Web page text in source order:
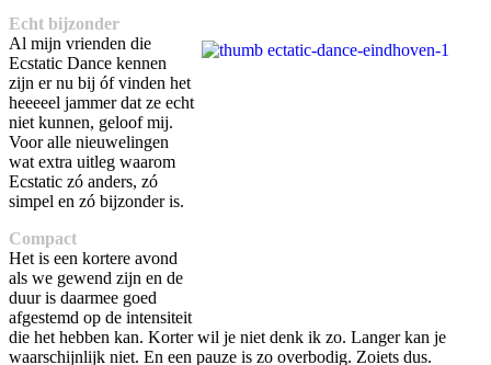
Echt bijzonder
Al mijn vrienden die
Ecstatic Dance kennen
zijn er nu bij óf vinden het
heeeeel jammer dat ze echt
niet kunnen, geloof mij.
Voor alle nieuwelingen
wat extra uitleg waarom
Ecstatic zó anders, zó
simpel en zó bijzonder is.
Compact
Het is een kortere avond
als we gewend zijn en de
duur is daarmee goed
afgestemd op de intensiteit
die het hebben kan. Korter wil je niet denk ik zo. Langer kan je
waarschijnlijk niet. En een pauze is zo overbodig. Zoiets dus.